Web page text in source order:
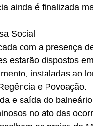
ainda é finalizada
Social
com a presença
estarão dispostos
instaladas ao
e Povoação.
e saída do
no ato das